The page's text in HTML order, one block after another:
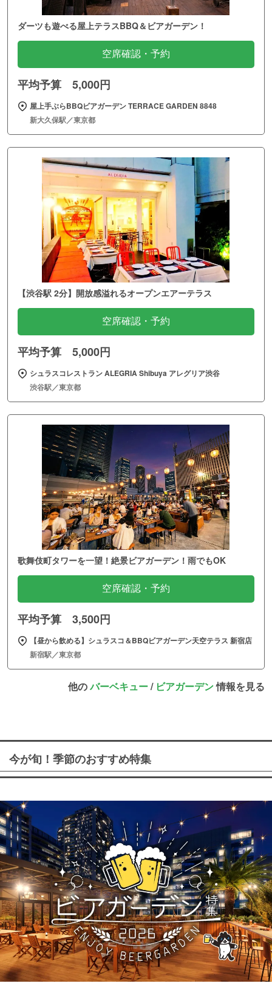
ダーツも遊べる屋上テラスBBQ＆ビアガーデン！
空席確認・予約
平均予算 5,000円
屋上手ぶらBBQビアガーデン TERRACE GARDEN 8848
新大久保駅／東京都
【渋谷駅 2分】開放感溢れるオープンエアーテラス
空席確認・予約
平均予算 5,000円
シュラスコレストラン ALEGRIA Shibuya アレグリア渋谷
渋谷駅／東京都
歌舞伎町タワーを一望！絶景ビアガーデン！雨でもOK
空席確認・予約
平均予算 3,500円
【昼から飲める】シュラスコ＆BBQビアガーデン天空テラス 新宿店
新宿駅／東京都
他のバーベキュー/ ビアガーデン情報を見る
今が旬！季節のおすすめ特集